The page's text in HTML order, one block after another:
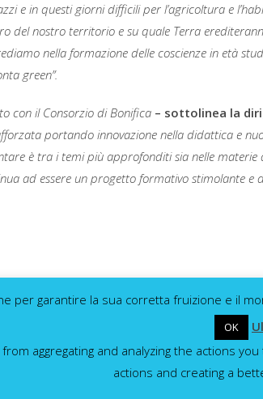
e in questi giorni difficili per l’agricoltura e
del nostro territorio e su quale Terra
nella formazione delle coscienze in età
green”.
con il Consorzio di Bonifica – sottolinea la
portando innovazione nella didattica e
è tra i temi più approfonditi sia nelle materie
ad essere un progetto formativo stimolante e
per garantire la sua corretta fruizione e il
OK
aggregating and analyzing the actions
actions and creating a